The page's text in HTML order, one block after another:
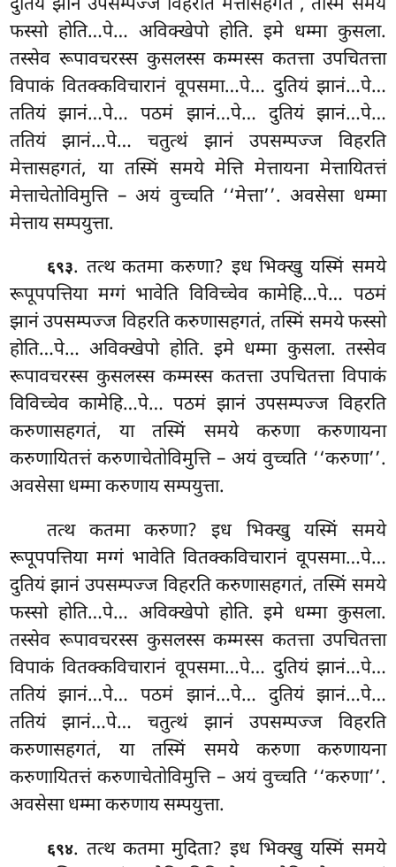
फस्सो होति…पे… अविक्खेपो होति. इमे धम्मा कुसला.
तस्सेव रूपावचरस्स कुसलस्स कम्मस्स कतत्ता उपचितत्ता
विपाकं वितक्कविचारानं वूपसमा…पे… दुतियं झानं…पे…
ततियं झानं…पे… पठमं झानं…पे… दुतियं झानं…पे…
ततियं झानं…पे… चतुत्थं झानं उपसम्पज्ज विहरति
मेत्तासहगतं, या तस्मिं समये मेत्ति मेत्तायना मेत्तायितत्तं
मेत्ताचेतोविमुत्ति – अयं वुच्चति ‘‘मेत्ता’’. अवसेसा धम्मा
मेत्ताय सम्पयुत्ता.
६९३. तत्थ कतमा करुणा? इध भिक्खु यस्मिं समये
रूपूपपत्तिया मग्गं भावेति विविच्चेव कामेहि…पे… पठमं
झानं उपसम्पज्ज विहरति करुणासहगतं, तस्मिं समये फस्सो
होति…पे… अविक्खेपो होति. इमे धम्मा कुसला. तस्सेव
रूपावचरस्स कुसलस्स कम्मस्स कतत्ता उपचितत्ता विपाकं
विविच्चेव कामेहि…पे… पठमं झानं उपसम्पज्ज विहरति
करुणासहगतं, या तस्मिं समये करुणा करुणायना
करुणायितत्तं करुणाचेतोविमुत्ति – अयं वुच्चति ‘‘करुणा’’.
अवसेसा धम्मा करुणाय सम्पयुत्ता.
तत्थ कतमा करुणा? इध भिक्खु यस्मिं समये
रूपूपपत्तिया मग्गं भावेति वितक्कविचारानं वूपसमा…पे…
दुतियं झानं उपसम्पज्ज विहरति करुणासहगतं, तस्मिं समये
फस्सो होति…पे… अविक्खेपो होति. इमे धम्मा कुसला.
तस्सेव रूपावचरस्स कुसलस्स कम्मस्स कतत्ता उपचितत्ता
विपाकं वितक्कविचारानं वूपसमा…पे… दुतियं झानं…पे…
ततियं झानं…पे… पठमं झानं…पे… दुतियं झानं…पे…
ततियं झानं…पे… चतुत्थं झानं उपसम्पज्ज विहरति
करुणासहगतं, या तस्मिं समये करुणा करुणायना
करुणायितत्तं करुणाचेतोविमुत्ति – अयं वुच्चति ‘‘करुणा’’.
अवसेसा धम्मा करुणाय सम्पयुत्ता.
६९४. तत्थकतमा मुदिता? इध भिक्खु यस्मिं समये